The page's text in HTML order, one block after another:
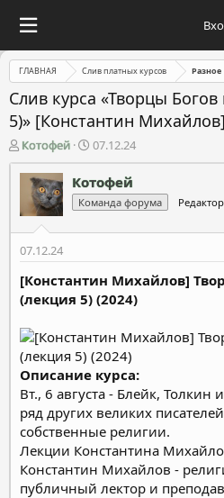
ГЛАВНАЯ Слив платных курсов Разное
Слив курса «Творцы
5)» [Константин Михайлов]
А
в
т
р
м
ы
Котофей
Д
а
т
а
н
а
а
07.12.24
Котофей
Команда форума Редактор
07.12.24
[Константин Михайлов]
(лекция 5) (2024)
Описание курса:
Вт., 6 августа - Блейк, Толкин
ряд других великих
собственные религии.
Лекции Константина
Константин Михайлов -
публичный лектор и